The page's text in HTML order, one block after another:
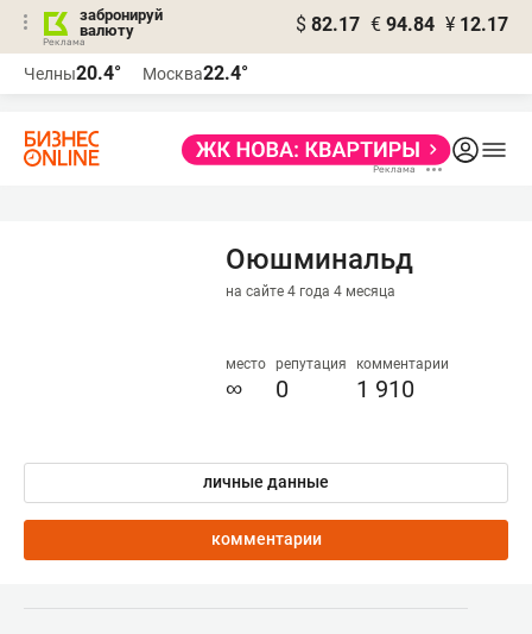
забронируй
валюту
$ 82.17 € 94.84 ¥ 12.17
Челны20.4° Москва22.4°
Оюшминальд
на сайте 4 года 4 месяца
место
∞
репутация
0
комментарии
1 910
личные данные
комментарии